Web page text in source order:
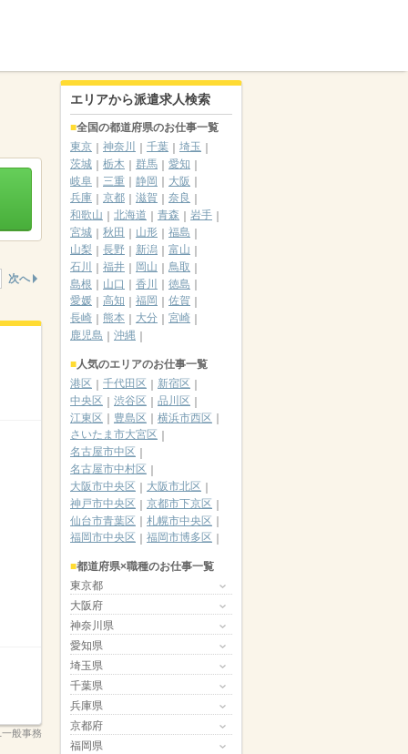
次へ
般事務
エリアから派遣求人検索
全国の都道府県のお仕事一覧
東京
神奈川 千葉
埼玉
茨城
栃木 群馬
愛知
岐阜
三重 静岡
大阪
兵庫
京都 滋賀
奈良
和歌山
北海道 青森
岩手
宮城
秋田 山形
福島
山梨
長野 新潟
富山
石川
福井 岡山
鳥取
島根
山口 香川
徳島
愛媛
高知 福岡
佐賀
長崎
熊本 大分
宮崎
鹿児島
沖縄
人気のエリアのお仕事一覧
港区
千代田区
新宿区
中央区
渋谷区
品川区
江東区
豊島区
横浜市西区
さいたま市大宮区
名古屋市中区
名古屋市中村区
大阪市中央区
大阪市北区
神戸市中央区
京都市下京区
仙台市青葉区
札幌市中央区
福岡市中央区
福岡市博多区
都道府県×職種のお仕事一覧
東京都
大阪府
神奈川県
愛知県
埼玉県
千葉県
兵庫県
京都府
福岡県